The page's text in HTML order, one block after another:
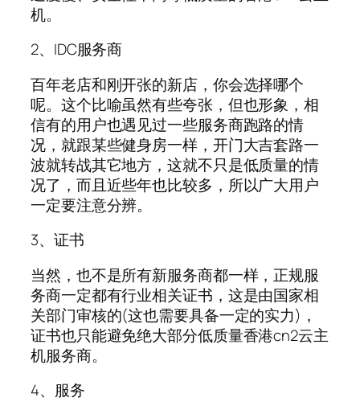
机。
2、IDC服务商
百年老店和刚开张的新店，你会选择哪个
呢。这个比喻虽然有些夸张，但也形象，相
信有的用户也遇见过一些服务商跑路的情
况，就跟某些健身房一样，开门大吉套路一
波就转战其它地方，这就不只是低质量的情
况了，而且近些年也比较多，所以广大用户
一定要注意分辨。
3、证书
当然，也不是所有新服务商都一样，正规服
务商一定都有行业相关证书，这是由国家相
关部门审核的(这也需要具备一定的实力)，
证书也只能避免绝大部分低质量香港cn2云主
机服务商。
4、服务